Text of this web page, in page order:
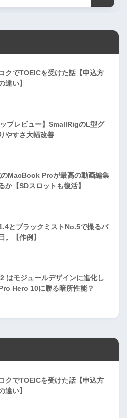
クでTOEICを受けた話【申込方
違い】
ップレビュー】SmallRigのL型グ
やすさ大幅改善
MacBook Proが最高の動画編集
か【SDスロットも復活】
とブラックミストNo.5で撮るバ
。【作例】
はモジュールデザインに進化し
Hero 10に勝る暗所性能？
クでTOEICを受けた話【申込方
違い】